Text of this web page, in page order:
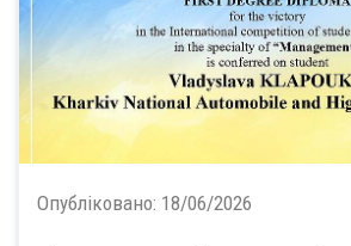
Опубліковано: 18/06/2026